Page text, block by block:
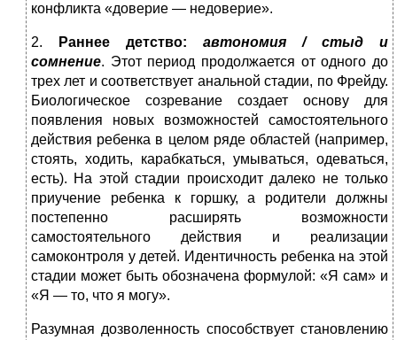
конфликта «доверие — недоверие».
2. Раннее детство: автономия / стыд и
сомнение. Этот период продолжается от одного до
трех лет и соответствует анальной стадии, по Фрейду.
Биологическое созревание создает основу для
появления новых возможностей самостоятельного
действия ребенка в целом ряде областей (например,
стоять, ходить, карабкаться, умываться, одеваться,
есть). На этой стадии происходит далеко не только
приучение ребенка к горшку, а родители должны
постепенно расширять возможности
самостоятельного действия и реализации
самоконтроля у детей. Идентичность ребенка на этой
стадии может быть обозначена формулой: «Я сам» и
«Я — то, что я могу».
Разумная дозволенность способствует становлению